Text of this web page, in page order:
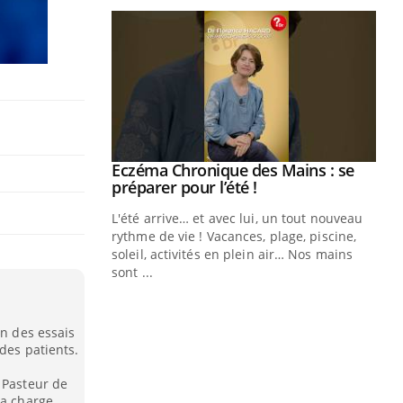
des essais
patients.
de
Youtube
Eczéma Chronique des Mains : se
préparer pour l’été !Youtube
L'été arrive… et avec lui, un tout nouveau
rythme de vie ! Vacances, plage, piscine,
soleil, activités en plein air… Nos mains
sont ...